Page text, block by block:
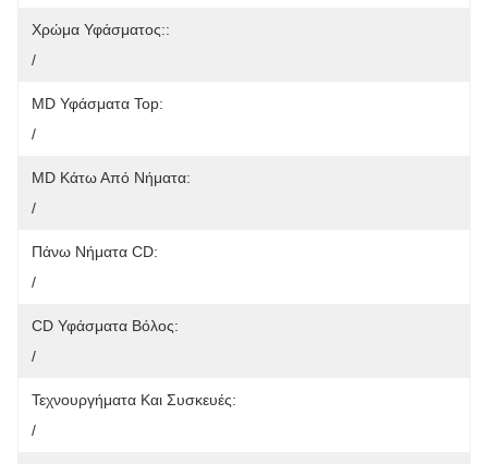
Χρώμα Υφάσματος::
/
MD Υφάσματα Top:
/
MD Κάτω Από Νήματα:
/
Πάνω Νήματα CD:
/
CD Υφάσματα Βόλος:
/
Τεχνουργήματα Και Συσκευές:
/